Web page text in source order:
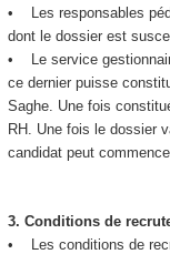
• Les responsables
dont le dossier est
• Le service
ce dernier puisse
Saghe. Une fois
RH. Une fois le dossier
candidat peut
3. Conditions de
• Les conditions de